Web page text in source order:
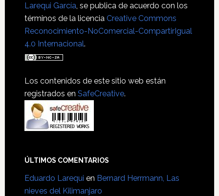
Larequi García , se publica de acuerdo con los
términos de la licencia Creative Commons
Reconocimiento-NoComercial-CompartirIgual
4.0 Internacional.
Los contenidos de este sitio web están
registrados en SafeCreative.
ÚLTIMOS COMENTARIOS
Eduardo Larequi en Bernard Herrmann, Las
nieves del Kilimanjaro